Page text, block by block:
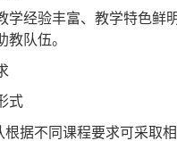
求
学经验丰富、教学特色鲜
教队伍。
式